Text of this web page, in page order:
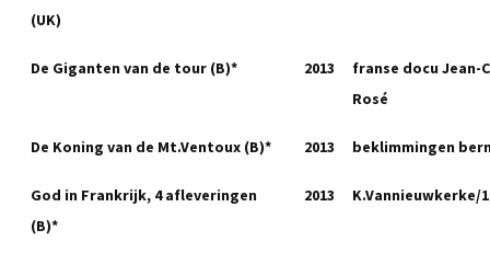
(UK)
De Giganten van de tour (B)* 2013
franse docu Jean-
Rosé
De Koning van de Mt.Ventoux (B)* 2013 beklimmingen
God in Frankrijk, 4 afleveringen
(B)*
2013 K.Vannieuwkerke/